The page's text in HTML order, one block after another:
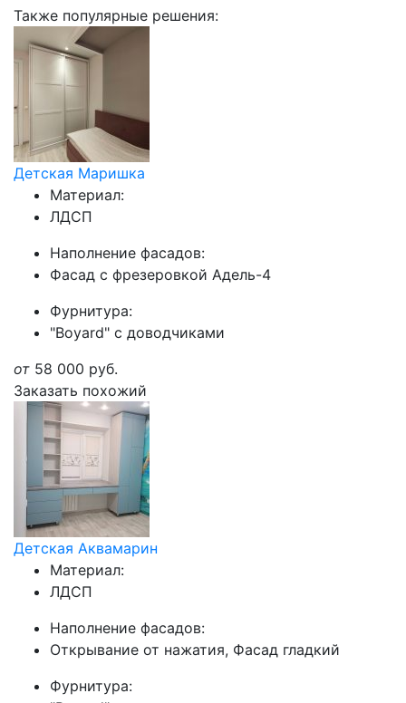
Также популярные решения:
Детская Маришка
Материал:
ЛДСП
Наполнение фасадов:
Фасад с фрезеровкой Адель-4
Фурнитура:
"Boyard" с доводчиками
от 58 000 руб.
Заказать похожий
Детская Аквамарин
Материал:
ЛДСП
Наполнение фасадов:
Открывание от нажатия, Фасад гладкий
Фурнитура: